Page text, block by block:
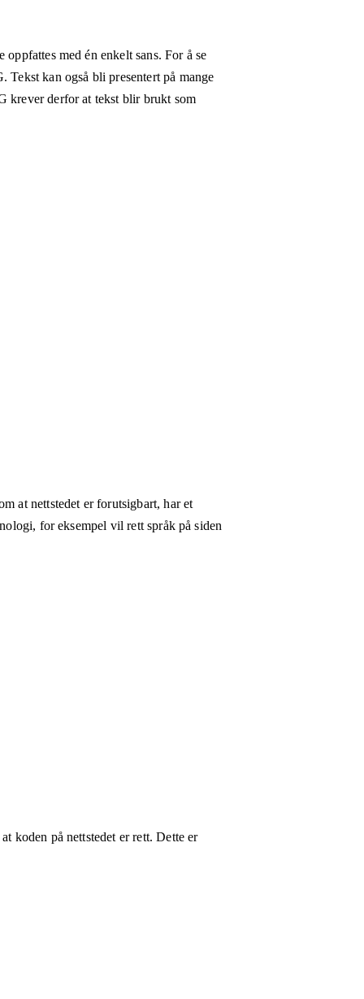
med én enkelt sans. For å se
kan også bli presentert på mange
krever derfor at tekst blir brukt som
at nettstedet er forutsigbart, har et
for eksempel vil rett språk på siden
koden på nettstedet er rett. Dette er